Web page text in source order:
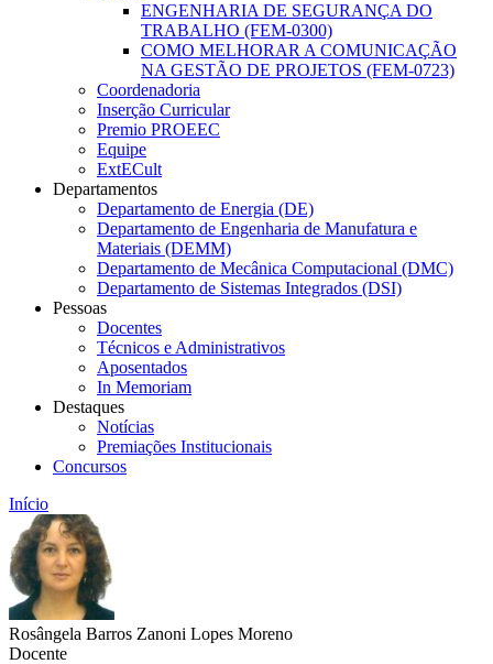
ENGENHARIA DE SEGURANÇA DO
TRABALHO (FEM-0300)
COMO MELHORAR A COMUNICAÇÃO
NA GESTÃO DE PROJETOS (FEM-0723)
Coordenadoria
Inserção Curricular
Premio PROEEC
Equipe
ExtECult
Departamentos
Departamento de Energia (DE)
Departamento de Engenharia de Manufatura e
Materiais (DEMM)
Departamento de Mecânica Computacional (DMC)
Departamento de Sistemas Integrados (DSI)
Pessoas
Docentes
Técnicos e Administrativos
Aposentados
In Memoriam
Destaques
Notícias
Premiações Institucionais
Concursos
Início
Rosângela Barros Zanoni Lopes Moreno
Docente